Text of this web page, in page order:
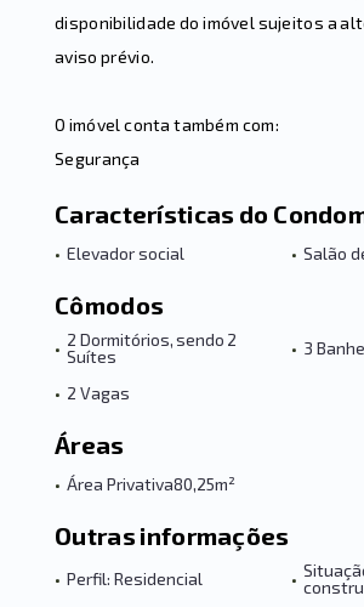
disponibilidade do imóvel sujeitos a
aviso prévio.
O imóvel conta também com:
Segurança
Características do
• Elevador social • Salão
Cômodos
• 2 Dormitórios, sendo 2
Suítes
• 3
• 2 Vagas
Áreas
• Área Privativa80,25m²
Outras informações
• Perfil: Residencial •